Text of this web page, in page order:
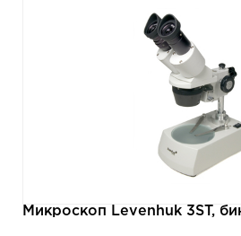
Микроскоп Levenhuk 3ST,